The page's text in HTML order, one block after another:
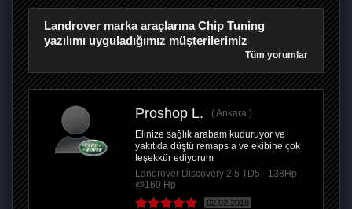
Landrover marka araçlarına Chip Tuning
yazılımı uyguladığımız müşterilerimiz
Tüm yorumlar
Proshop L.
Ankara
Elinize sağlık arabam kuduruyor ve
yakıtıda düştü remaps a ve ekibine çok
teşekkür ediyorum
Landrover Discovery 2.5 TD5 - 138Hp
@160 Hp
02.02.2018